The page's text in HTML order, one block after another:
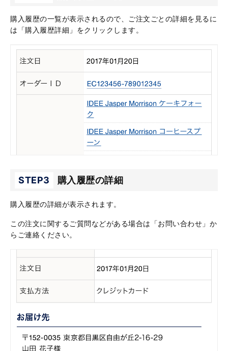
購入履歴の一覧が表示されるので、ご注文ごとの詳細を見るに
は「購入履歴詳細」をクリックします。
STEP3 購入履歴の詳細
購入履歴の詳細が表示されます。
この注文に関するご質問などがある場合は「お問い合わせ」か
らご連絡ください。